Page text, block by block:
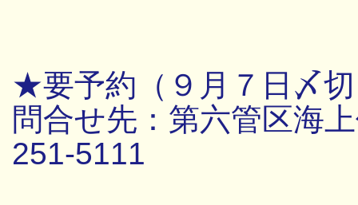
★要予約（９月７日〆
問合せ先：第六管区海
251-5111